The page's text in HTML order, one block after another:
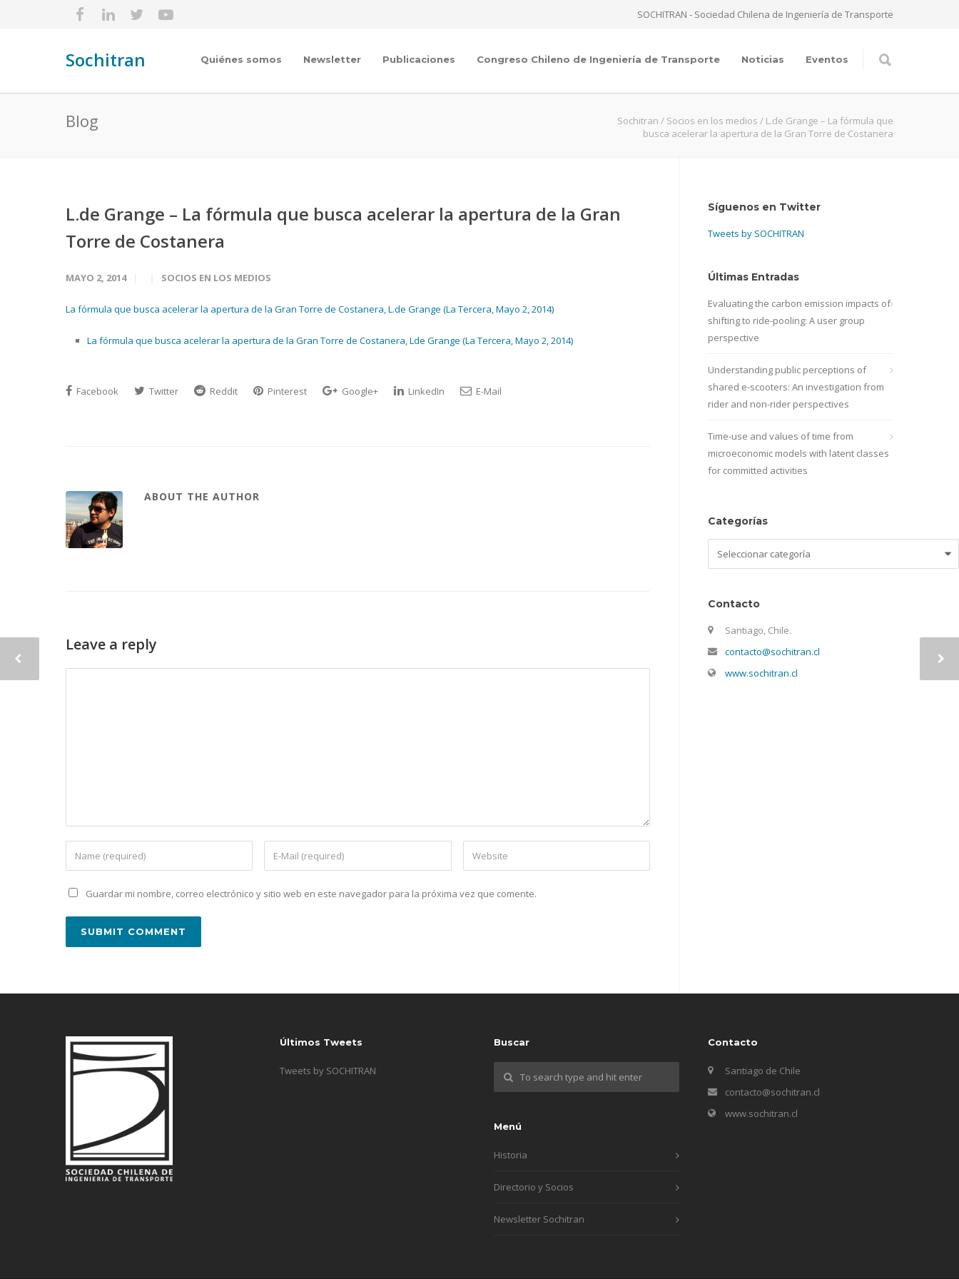
SOCHITRAN - Sociedad Chilena de Ingeniería de Transporte
Sochitran Quiénes somos Newsletter Publicaciones Congreso Chileno de Ingeniería de Transporte Noticias Eventos
Blog Sochitran / Socios en los medios / L.de Grange – La fórmula que
busca acelerar la apertura de la Gran Torre de Costanera
L.de Grange – La fórmula que busca acelerar la apertura de la Gran
Torre de Costanera
MAYO 2, 2014 SOCIOS EN LOS MEDIOS
La fórmula que busca acelerar la apertura de la Gran Torre de Costanera, L.de Grange (La Tercera, Mayo 2, 2014)
La fórmula que busca acelerar la apertura de la Gran Torre de Costanera, Lde Grange (La Tercera, Mayo 2, 2014)
Facebook Twitter Reddit Pinterest Google+ LinkedIn E-Mail
ABOUT THE AUTHOR
Leave a reply
Guardar mi nombre, correo electrónico y sitio web en este navegador para la próxima vez que comente.
Síguenos en Twitter
Tweets by SOCHITRAN
Últimas Entradas
Evaluating the carbon emission impacts of
shifting to ride-pooling: A user group
perspective
Understanding public perceptions of
shared e-scooters: An investigation from
rider and non-rider perspectives
Time-use and values of time from
microeconomic models with latent classes
for committed activities
Categorías
Contacto
Santiago, Chile.
contacto@sochitran.cl
www.sochitran.cl
Últimos Tweets
Tweets by SOCHITRAN
Buscar
Menú
Historia
Directorio y Socios
Newsletter Sochitran
Contacto
Santiago de Chile
contacto@sochitran.cl
www.sochitran.cl